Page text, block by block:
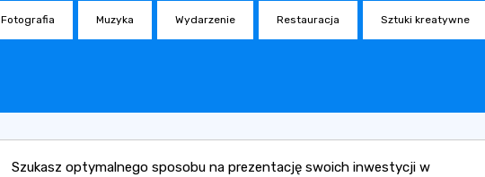
Fotografia Muzyka Wydarzenie Restauracja Sztuki kreatywne
Szukasz optymalnego sposobu na prezentację swoich inwestycji w